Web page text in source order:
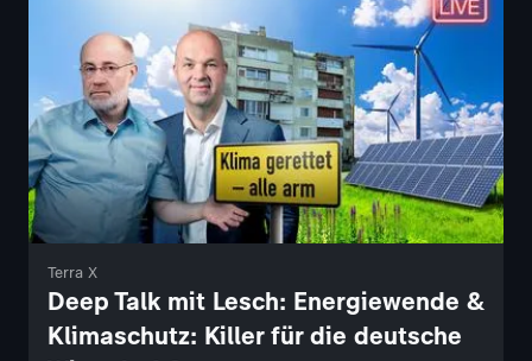
Terra X
Deep Talk mit Lesch: Energiewende &
Klimaschutz: Killer für die deutsche